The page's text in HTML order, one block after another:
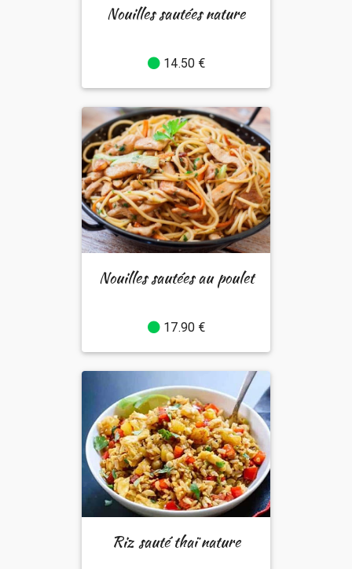
Nouilles sautées nature
14.50 €
Nouilles sautées au poulet
17.90 €
Riz sauté thaï nature